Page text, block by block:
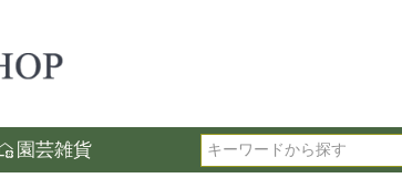
園芸雑貨
検索
検索
選択した項目全てに該
タイプ、カラー、ブラ